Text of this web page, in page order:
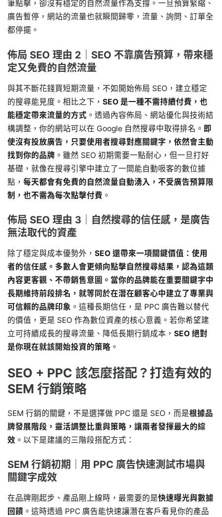
筆點擊，卻沒有穩定的自然流量作為支撐。一旦預算緊縮、
廣告暫停，網站的流量也就瞬間歸零，流量、詢問、訂單全
都停擺。
佈局 SEO 理由 2｜SEO 不靠廣告預算，帶來穩
定又免費的自然流量
與其不斷花錢買短期流量，不如開始佈局 SEO，建立穩定
的搜尋能見度。相比之下， SEO 是一種不需持續付費，也
能穩定帶來流量的方式 。透過內容佈局、網站優化與技術結
構調整，你的網站可以在 Google 自然搜尋中取得排名。 即
使沒有投放廣告，只要使用者搜尋對應關鍵字，依然會主動
找到你的品牌 。雖然 SEO 初期需要一點耐心，但一旦打好
基礎，就像在搜尋引擎中建立了一間能自動吸客的數位據
點， 每天都會有免費的自然流量自動湧入，不受廣告預算限
制，也不需為每次點擊付費 。
佈局 SEO 理由 3｜自然搜尋的信任感，是廣告
無法取代的資產
除了穩定與成本優勢外， SEO 還帶來一項關鍵價值：使用
者的信任感。多數人會更傾向點擊自然搜尋結果，認為這類
內容更客觀、不帶銷售意圖。當你的品牌能在重要關鍵字中
長期維持前段排名，就等同於在潛在顧客心中建立了專業與
可信賴的品牌印象 。這種長期信任，是 PPC 廣告難以替代
的價值，更是 SEO 作為數位資產的核心意義。若你希望建
立可持續成長的搜尋流量、降低長期行銷成本， SEO 絕對
是你現在就該開始投資的策略 。
SEO + PPC 該怎麼搭配？打造有效的
SEM 行銷策略
SEM 行銷的關鍵，不是選擇做 PPC 還是 SEO，而是根據品
牌發展階段，靈活調整比重與策略，讓兩者發揮最大的綜
效 。以下是建議的三階段搭配方式：
SEM 行銷初期｜用 PPC 廣告快速測試市場與
關鍵字成效
在品牌剛起步、產品剛上線時，最需要的是快速曝光與數據
回饋 。這時透過 PPC 廣告能快速讓潛在客戶看見你的產品